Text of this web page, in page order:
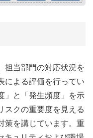
担当部門の対応状況を
による評価を行ってい
」と「発生頻度」を示
スクの重要度を見える
策を講じています。重